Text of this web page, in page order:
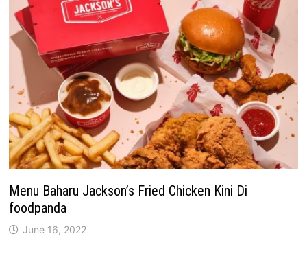
Menu Baharu Jackson’s Fried Chicken Kini Di
foodpanda
June 16, 2022